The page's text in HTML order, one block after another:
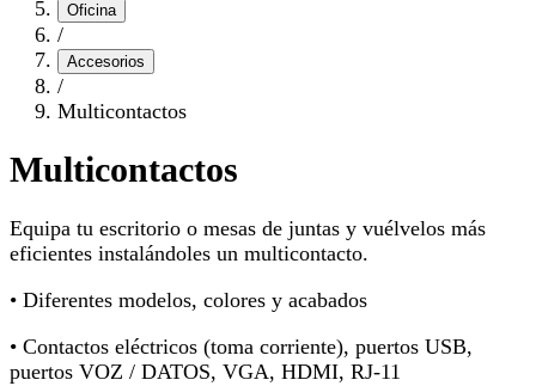
Oficina
/
Accesorios
/
Multicontactos
Multicontactos
Equipa tu escritorio o mesas de juntas y vuélvelos más
eficientes instalándoles un multicontacto.
• Diferentes modelos, colores y acabados
• Contactos eléctricos (toma corriente), puertos USB,
puertos VOZ / DATOS, VGA, HDMI, RJ-11